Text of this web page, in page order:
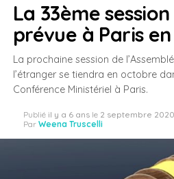
La 33ème session
prévue à Paris
La prochaine session de
l’étranger se tiendra en octobre
Conférence Ministériel à Paris.
Publié il y a 6 ans le 2 septembre 2020
Par Weena Truscelli